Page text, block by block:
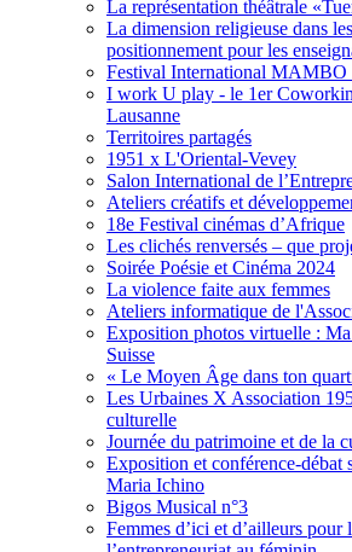
La représentation théâtrale
La dimension religieuse dans
positionnement pour les
Festival International MAMBO
I work U play - le 1er
Lausanne
Territoires partagés
1951 x L'Oriental-Vevey
Salon International de
Ateliers créatifs et
18e Festival cinémas d’Afrique
Les clichés renversés – que
Soirée Poésie et Cinéma 2024
La violence faite aux femmes
Ateliers informatique de
Exposition photos virtuelle :
Suisse
« Le Moyen Âge dans ton
Les Urbaines X Association
culturelle
Journée du patrimoine et de la
Exposition et conférence-
Maria Ichino
Bigos Musical n°3
Femmes d’ici et d’ailleurs pour